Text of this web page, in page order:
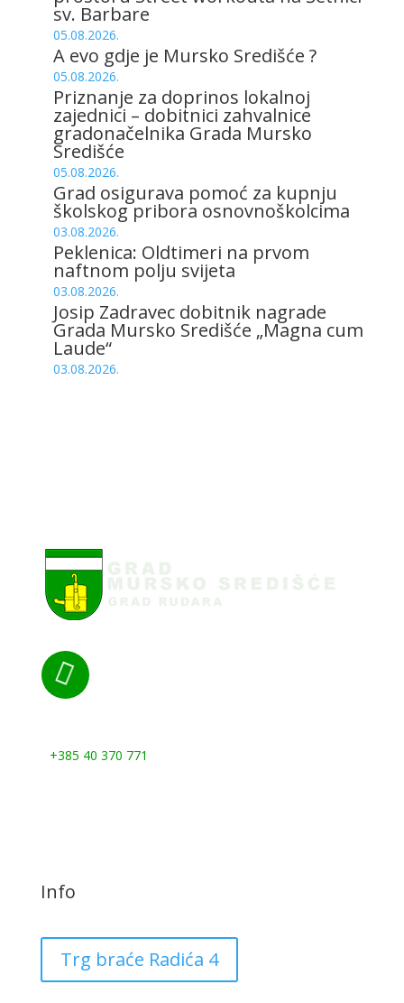
sv. Barbare
05.08.2026.
A evo gdje je Mursko Središće ?
05.08.2026.
Priznanje za doprinos lokalnoj
zajednici – dobitnici zahvalnice
gradonačelnika Grada Mursko
Središće
05.08.2026.
Grad osigurava pomoć za kupnju
školskog pribora osnovnoškolcima
03.08.2026.
Peklenica: Oldtimeri na prvom
naftnom polju svijeta
03.08.2026.
Josip Zadravec dobitnik nagrade
Grada Mursko Središće „Magna cum
Laude“
03.08.2026.

+385 40 370 771
Info
Trg braće Radića 4